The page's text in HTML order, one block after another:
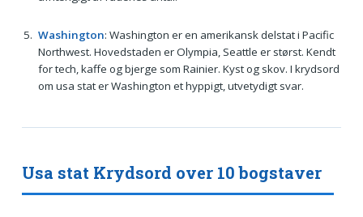
Washington: Washington er en amerikansk delstat i Pacific
Northwest. Hovedstaden er Olympia, Seattle er størst. Kendt
for tech, kaffe og bjerge som Rainier. Kyst og skov. I krydsord
om usa stat er Washington et hyppigt, utvetydigt svar.
Usa stat Krydsord over 10 bogstaver